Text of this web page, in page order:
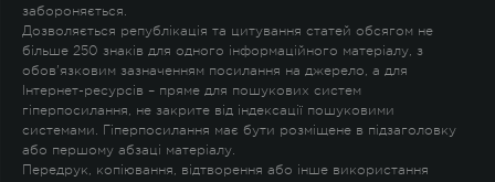
забороняється.
Дозволяється републікація та цитування статей обсягом не
більше 250 знаків для одного інформаційного матеріалу, з
обов'язковим зазначенням посилання на джерело, а для
Інтернет-ресурсів – пряме для пошукових систем
гіперпосилання, не закрите від індексації пошуковими
системами. Гіперпосилання має бути розміщене в підзаголовку
або першому абзаці матеріалу.
Передрук, копіювання, відтворення або інше використання